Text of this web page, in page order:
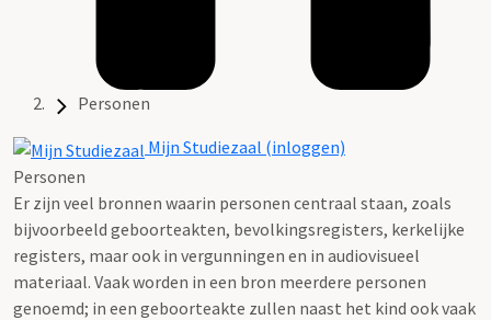
Personen
Mijn Studiezaal (inloggen)
Personen
Er zijn veel bronnen waarin personen centraal staan, zoals
bijvoorbeeld geboorteakten, bevolkingsregisters, kerkelijke
registers, maar ook in vergunningen en in audiovisueel
materiaal. Vaak worden in een bron meerdere personen
genoemd; in een geboorteakte zullen naast het kind ook vaak